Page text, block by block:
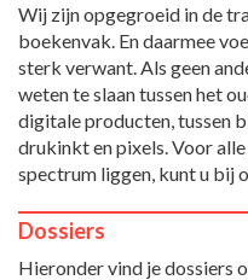
Wij zijn opgegroeid in de
boekenvak. En daarmee
sterk verwant. Als geen
weten te slaan tussen het
digitale producten, tussen
drukinkt en pixels. Voor
spectrum liggen, kunt u bij
Dossiers
Hieronder vind je dossiers